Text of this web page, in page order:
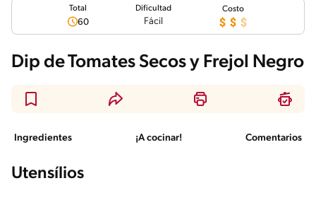
Total
60
Dificultad
Fácil
Costo
Dip de Tomates Secos y Frejol Negro
Ingredientes ¡A cocinar! Comentarios
Utensílios